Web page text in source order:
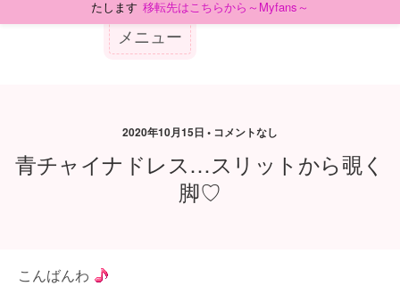
2020年10月15日 • コメントなし
青チャイナドレス…スリットから覗く
脚♡
こんばんわ
たします 移転先はこちらから～Myfans～